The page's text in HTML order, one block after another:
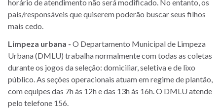
horário de atendimento não será modificado. No entanto, os
pais/responsáveis que quiserem poderão buscar seus filhos
mais cedo.
Limpeza urbana - O Departamento Municipal de Limpeza
Urbana (DMLU) trabalha normalmente com todas as coletas
durante os jogos da seleção: domiciliar, seletiva e de lixo
público. As seções operacionais atuam em regime de plantão,
com equipes das 7h às 12h e das 13h às 16h. O DMLU atende
pelo telefone 156.